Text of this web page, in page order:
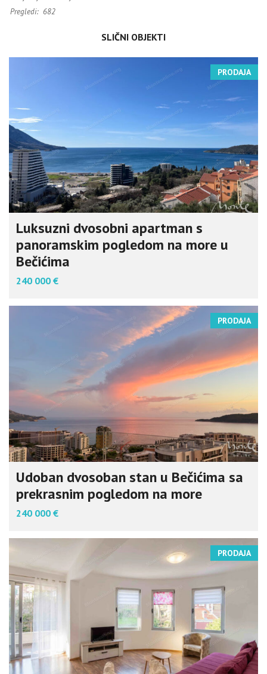
Pregledi: 682
SLIČNI OBJEKTI
PRODAJA
Luksuzni dvosobni apartman s
panoramskim pogledom na more u
Bečićima
240 000 €
PRODAJA
Udoban dvosoban stan u Bečićima sa
prekrasnim pogledom na more
240 000 €
PRODAJA